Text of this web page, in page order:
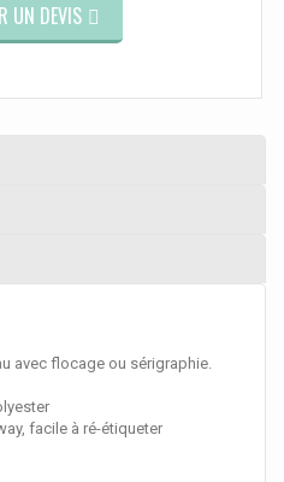
UN DEVIS
avec flocage ou sérigraphie.
facile à ré-étiqueter